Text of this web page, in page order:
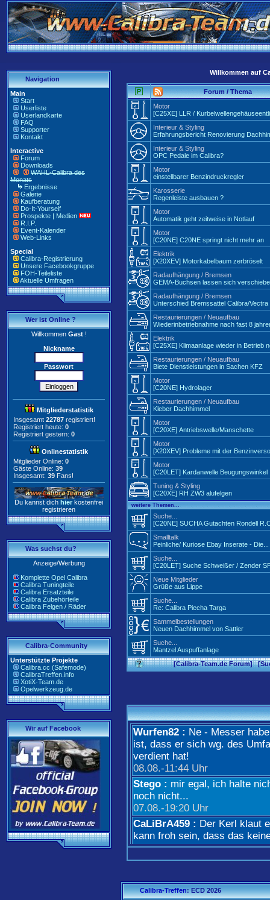
Navigation
Main
Start
Userliste
Userlandkarte
FAQ
Supporter
Kontakt
Interactive
Forum
Downloads
WAHL-Calibra des
Monats
Ergebnisse
Galerie
Kaufberatung
Do-It-Yourself
Prospekte | Medien
R.I.P.
Event-Kalender
Web-Links
Special
Calibra-Registrierung
Unsere Facebookgruppe
FOH-Teileliste
Aktuelle Umfragen
Wer ist Online ?
WillkommenGast!
Nickname
Passwort
Mitgliederstatistik
Insgesamt 22787 registriert!
Registriert heute: 0
Registriert gestern: 0
Onlinestatistik
Mitglieder Online: 0
Gäste Online: 39
Insgesamt: 39 Fans!
Du kannst dich hier kostenfrei
registrieren
Was suchst du?
Anzeige/Werbung
Komplette Opel Calibra
Calibra Tuningteile
Calibra Ersatzteile
Calibra Zubehörteile
Calibra Felgen / Räder
Calibra-Community
Unterstützte Projekte
Calibra.cc (Safemode)
CalibraTreffen.info
XotiX-Team.de
Opelwerkzeug.de
Wir auf Facebook
Willkommen auf
Forum / Thema
Motor
[C25XE] LLR /
Interieur & Styling
Erfahrungsbericht Renovierung
Interieur & Styling
OPC Pedale im Calibra?
Motor
einstellbarer Benzindruckregler
Karosserie
Regenleiste ausbauen ?
Motor
Automatik geht zeitweise in Notlauf
Motor
[C20NE] C20NE springt nicht mehr an
Elektrik
[X20XEV] Motorkabelbaum zerbröselt
Radaufhängung / Bremsen
GEMA-Buchsen lassen sich
Radaufhängung / Bremsen
Unterschied Bremssattel Calibra/Vectra
Restaurierungen / Neuaufbau
Wiederinbetriebnahme nach fast 8
Elektrik
[C25XE] Klimaanlage wieder in Betrieb
Restaurierungen / Neuaufbau
Biete Dienstleistungen in Sachen KFZ
Motor
[C20NE] Hydrolager
Restaurierungen / Neuaufbau
Kleber Dachhimmel
Motor
[C20XE] Antriebswelle/Manschette
Motor
[X20XEV] Probleme mit der
Motor
[C20LET] Kardanwelle Beugungswinkel
Tuning & Styling
[C20XE] RH ZW3 alufelgen
weitere Themen...
Suche...
[C20NE] SUCHA Gutachten Rondell
Smalltalk
Peinliche/ Kuriose Ebay Inserate - Die...
Suche...
[C20LET] Suche Schweißer / Zender
Neue Mitglieder
Grüße aus Lippe
Suche...
Re: Calibra Piecha Targa
Sammelbestellungen
Neuen Dachhimmel von Sattler
Suche...
Mantzel Auspuffanlage
[Calibra-Team.de Forum] [
Wurfen82 : Ne - Messer
ist, dass er sich wg. des
verdient hat!
08.08.-11:44 Uhr
Stego : mir egal, ich halte
noch nicht...
07.08.-19:20 Uhr
CaLiBrA459 : Der Kerl klaut
kann froh sein, dass das
07.08.-15:18 Uhr
Stego :ja, mit uns sachsen
06.08.-19:31 Uhr
Calibra-Treffen: ECD 2026